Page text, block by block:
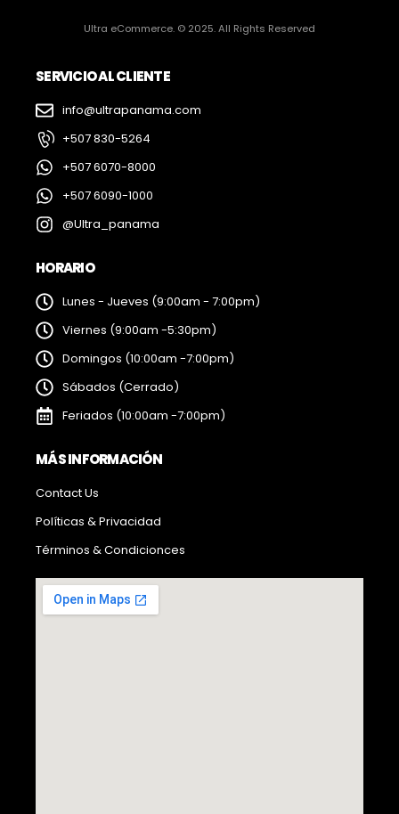
Ultra eCommerce. © 2025. All Rights Reserved
SERVICIO AL CLIENTE
info@ultrapanama.com
+507 830-5264
+507 6070-8000
+507 6090-1000
@Ultra_panama
HORARIO
Lunes - Jueves (9:00am - 7:00pm)
Viernes (9:00am -5:30pm)
Domingos (10:00am -7:00pm)
Sábados (Cerrado)
Feriados (10:00am -7:00pm)
MÁS INFORMACIÓN
Contact Us
Políticas & Privacidad
Términos & Condicionces